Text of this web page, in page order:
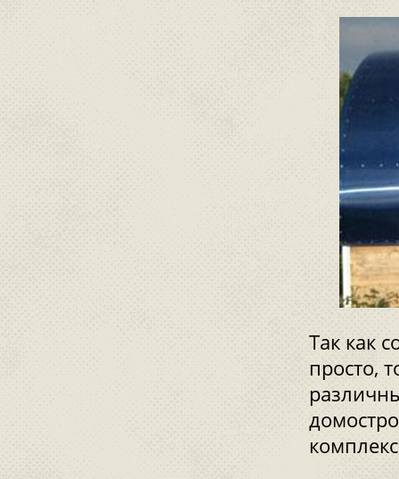
Так как
просто,